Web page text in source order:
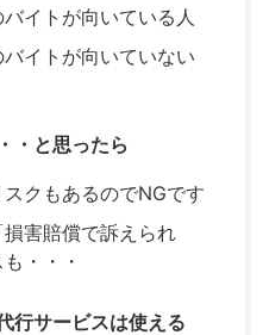
イトが向いている人
イトが向いていない
・と思ったら
スクもあるのでNGです
害賠償で訴えられ
・・・
行サービスは使える